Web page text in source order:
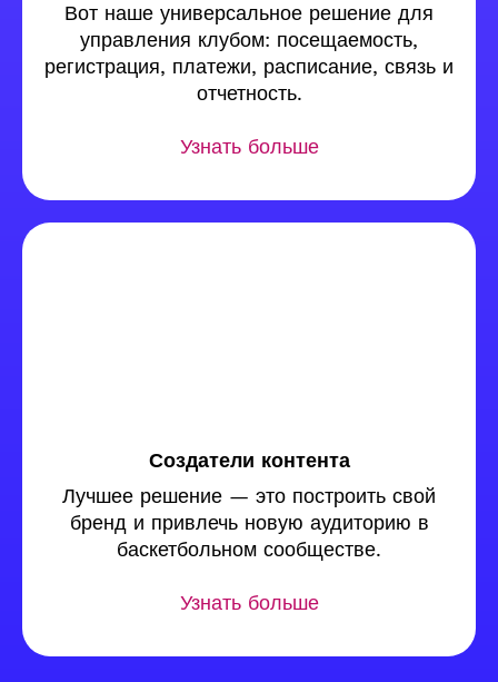
Вот наше универсальное решение для
управления клубом: посещаемость,
регистрация, платежи, расписание, связь и
отчетность.
Узнать больше
Создатели контента
Лучшее решение — это построить свой
бренд и привлечь новую аудиторию в
баскетбольном сообществе.
Узнать больше